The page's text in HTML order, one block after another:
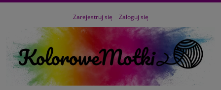
Zarejestruj się Zaloguj się